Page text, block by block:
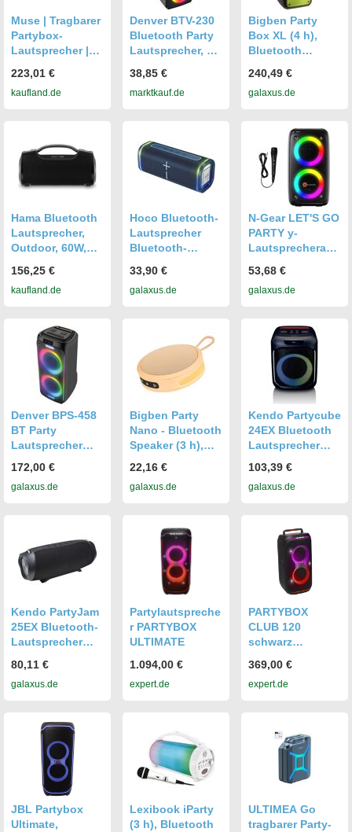
Muse | Tragbarer
Partybox-
Lautsprecher |
W | Bluetooth |
Schwarz |
223,01 €
kaufland.de
Denver BTV-230
Bluetooth Party
Lautsprecher, 2x
LEDs
38,85 €
marktkauf.de
Bigben Party
Box XL (4 h),
Bluetooth
Schwarz
240,49 €
galaxus.de
Hama Bluetooth
Lautsprecher,
Outdoor, 60W,
12 Stunden
Akkulaufzeit, Pro
Bluetooth USB,
Musikbox
Bluetooth,
Partybox
156,25 €
kaufland.de
Hoco Bluetooth-
Lautsprecher
Bluetooth-
W, 5 Std., HC51,
blau (3 h),
33,90 €
galaxus.de
N-Gear LET'S GO
PARTY y-
Lautsprecheranl
Bluetooth
Lautsprecher,
53,68 €
galaxus.de
Denver BPS-458
BT Party
Lautsprecher
Bluetooth
Lautsprecher,
172,00 €
galaxus.de
Bigben Party
Nano - Bluetooth
Speaker (3 h),
Lautsprecher,
Orange
22,16 €
galaxus.de
Kendo Partycube
24EX Bluetooth
Lautsprecher
IPX4 - TWS -
Equalizer (14 h),
Schwarz
103,39 €
galaxus.de
Kendo PartyJam
25EX Bluetooth-
Lautsprecher
Wireless, 16h
Akku (16 h),
Schwarz
80,11 €
galaxus.de
Partylautspreche
r PARTYBOX
ULTIMATE
1.094,00 €
expert.de
PARTYBOX
CLUB 120
schwarz
r
369,00 €
expert.de
JBL Partybox
Ultimate,
Lexibook iParty
(3 h), Bluetooth
ULTIMEA Go
tragbarer Party-